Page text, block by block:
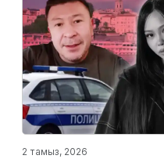
2 тамыз, 2026